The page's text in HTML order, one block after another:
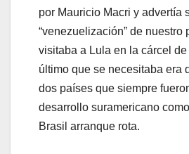
por Mauricio Macri y advertía
“venezuelización” de nuestro
visitaba a Lula en la cárcel
último que se necesitaba era
dos países que siempre
desarrollo suramericano
Brasil arranque rota.